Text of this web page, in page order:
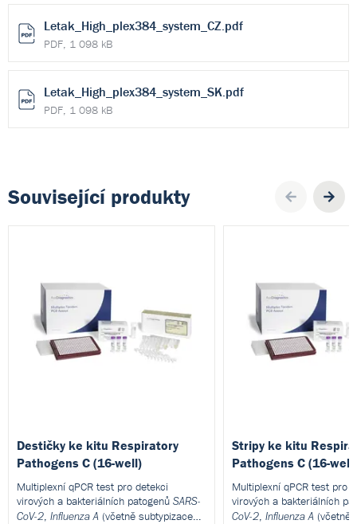
Letak_High_plex384_system_CZ.pdf
PDF, 1 098 kB
Letak_High_plex384_system_SK.pdf
PDF, 1 098 kB
Související produkty
Destičky ke kitu Respiratory
Pathogens C (16-well)
Multiplexní qPCR test pro detekci
virových a bakteriálních patogenů SARS-
CoV-2, Influenza A (včetně subtypizace
Stripy ke kitu
Pathogens C (16-well)
Multiplexní qPCR test pro
virových a bakteriálních
CoV-2, Influenza A (včetně